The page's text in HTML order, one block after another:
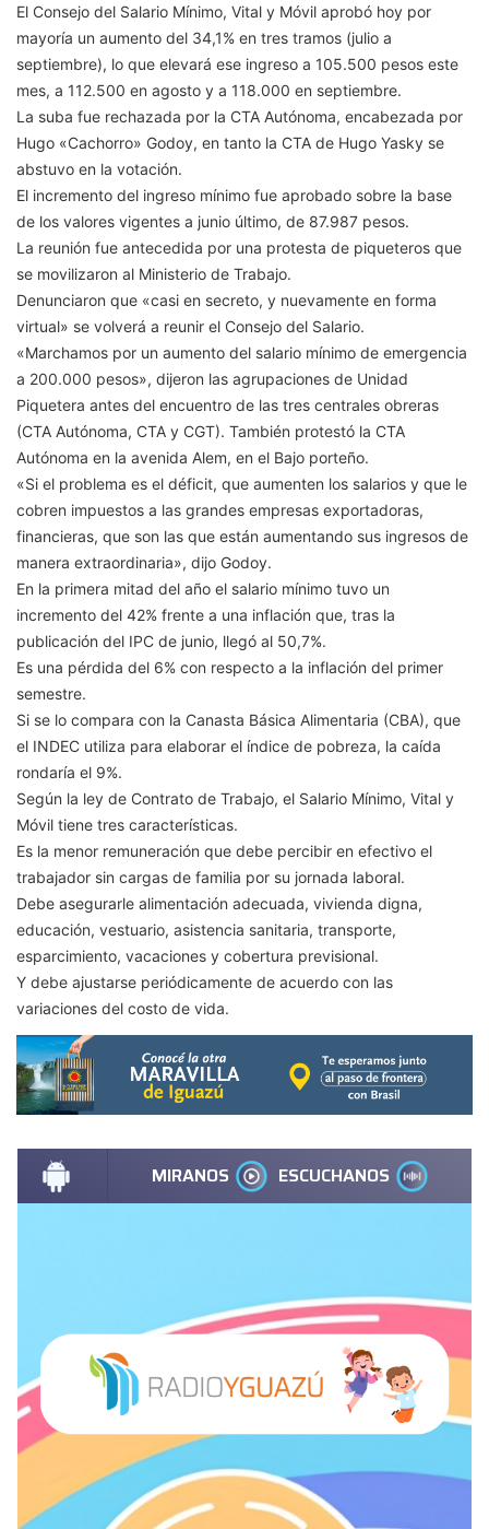
El Consejo del Salario Mínimo, Vital y Móvil aprobó hoy por
mayoría un aumento del 34,1% en tres tramos (julio a
septiembre), lo que elevará ese ingreso a 105.500 pesos este
mes, a 112.500 en agosto y a 118.000 en septiembre.
La suba fue rechazada por la CTA Autónoma, encabezada por
Hugo «Cachorro» Godoy, en tanto la CTA de Hugo Yasky se
abstuvo en la votación.
El incremento del ingreso mínimo fue aprobado sobre la base
de los valores vigentes a junio último, de 87.987 pesos.
La reunión fue antecedida por una protesta de piqueteros que
se movilizaron al Ministerio de Trabajo.
Denunciaron que «casi en secreto, y nuevamente en forma
virtual» se volverá a reunir el Consejo del Salario.
«Marchamos por un aumento del salario mínimo de emergencia
a 200.000 pesos», dijeron las agrupaciones de Unidad
Piquetera antes del encuentro de las tres centrales obreras
(CTA Autónoma, CTA y CGT). También protestó la CTA
Autónoma en la avenida Alem, en el Bajo porteño.
«Si el problema es el déficit, que aumenten los salarios y que le
cobren impuestos a las grandes empresas exportadoras,
financieras, que son las que están aumentando sus ingresos de
manera extraordinaria», dijo Godoy.
En la primera mitad del año el salario mínimo tuvo un
incremento del 42% frente a una inflación que, tras la
publicación del IPC de junio, llegó al 50,7%.
Es una pérdida del 6% con respecto a la inflación del primer
semestre.
Si se lo compara con la Canasta Básica Alimentaria (CBA), que
el INDEC utiliza para elaborar el índice de pobreza, la caída
rondaría el 9%.
Según la ley de Contrato de Trabajo, el Salario Mínimo, Vital y
Móvil tiene tres características.
Es la menor remuneración que debe percibir en efectivo el
trabajador sin cargas de familia por su jornada laboral.
Debe asegurarle alimentación adecuada, vivienda digna,
educación, vestuario, asistencia sanitaria, transporte,
esparcimiento, vacaciones y cobertura previsional.
Y debe ajustarse periódicamente de acuerdo con las
variaciones del costo de vida.